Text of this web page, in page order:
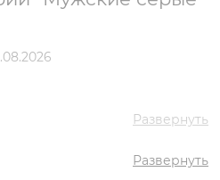
Развернуть
Развернуть